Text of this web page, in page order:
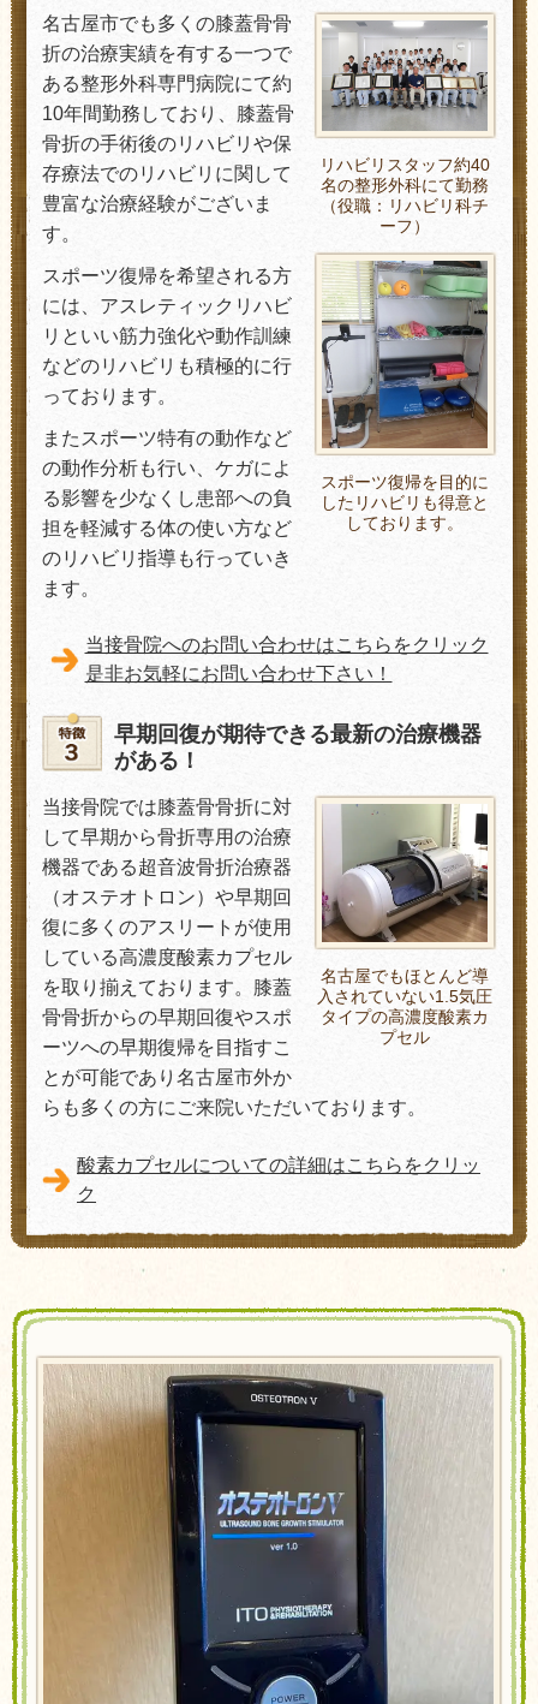
リハビリスタッフ約40
名の整形外科にて勤務
（役職：リハビリ科チ
ーフ）
スポーツ復帰を目的に
したリハビリも得意と
しております。
名古屋市でも多くの膝蓋骨骨
折の治療実績を有する一つで
ある整形外科専門病院にて約
10年間勤務しており、膝蓋骨
骨折の手術後のリハビリや保
存療法でのリハビリに関して
豊富な治療経験がございま
す。
スポーツ復帰を希望される方
には、アスレティックリハビ
リといい筋力強化や動作訓練
などのリハビリも積極的に行
っております。
またスポーツ特有の動作など
の動作分析も行い、ケガによ
る影響を少なくし患部への負
担を軽減する体の使い方など
のリハビリ指導も行っていき
ます。
当接骨院へのお問い合わせはこちらをクリック
是非お気軽にお問い合わせ下さい！
早期回復が期待できる最新の治療機器
がある！
名古屋でもほとんど導
入されていない1.5気圧
タイプの高濃度酸素カ
プセル
当接骨院では膝蓋骨骨折に対
して早期から骨折専用の治療
機器である超音波骨折治療器
（オステオトロン）や早期回
復に多くのアスリートが使用
している高濃度酸素カプセル
を取り揃えております。膝蓋
骨骨折からの早期回復やスポ
ーツへの早期復帰を目指すこ
とが可能であり名古屋市外か
らも多くの方にご来院いただいております。
酸素カプセルについての詳細はこちらをクリッ
ク